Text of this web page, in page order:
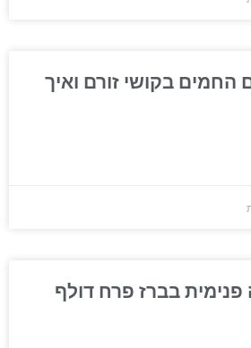
החמים בקושי זורם ואיך
פנימית בברז פרח דולף